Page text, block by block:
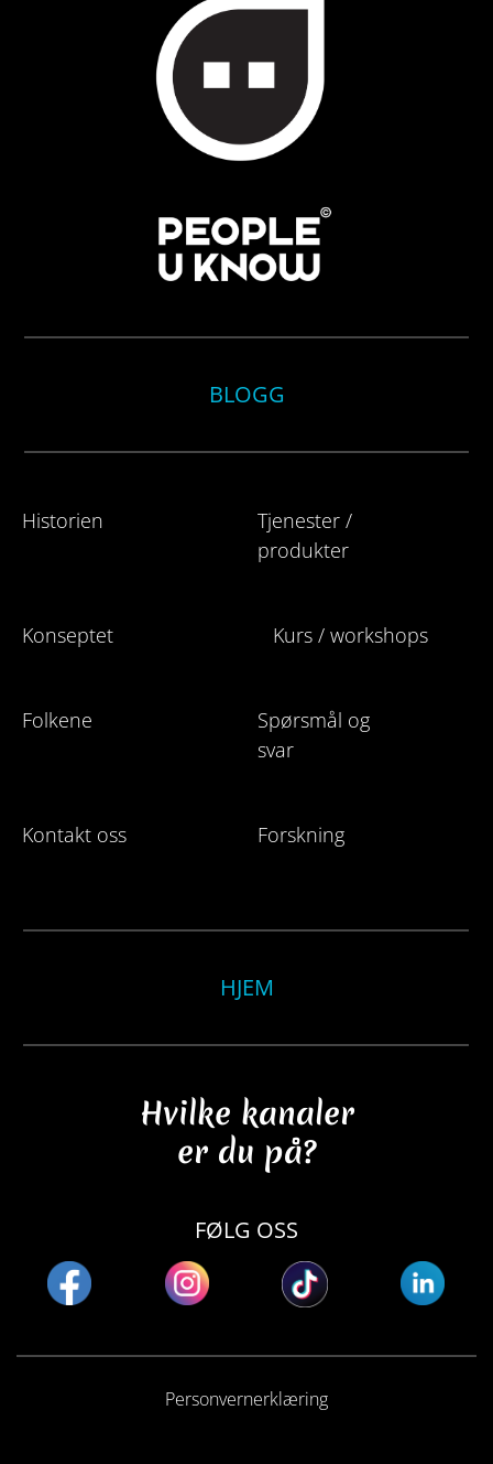
BLOGG
Historien
Tjenester /
produkter
Konseptet Kurs / workshops
Folkene
Spørsmål og
svar
Kontakt oss Forskning
HJEM
Hvilke kanaler
er du på?
FØLG OSS
Personvernerklæring